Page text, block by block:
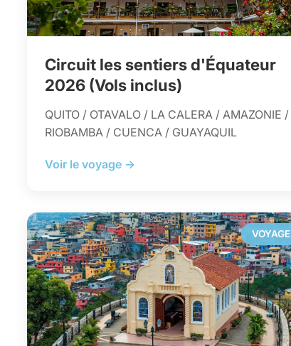
Circuit les sentiers d'Équateur
2026 (Vols inclus)
QUITO / OTAVALO / LA CALERA / AMAZONIE /
RIOBAMBA / CUENCA / GUAYAQUIL
Voir le voyage →
VOYAGE